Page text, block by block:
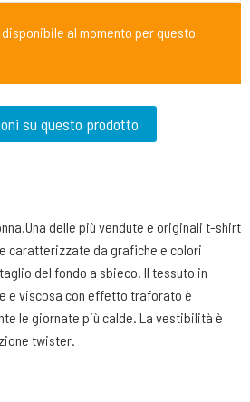
al momento per questo
su questo prodotto
delle più vendute e originali t-shirt
caratterizzate da grafiche e colori
del fondo a sbieco. Il tessuto in
e viscosa con effetto traforato è
le giornate più calde. La vestibilità è
twister.